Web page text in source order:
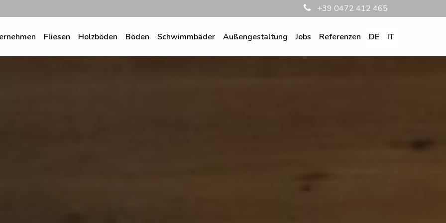
+39 0472 412 465
Fliesen Holzböden Böden Schwimmbäder Außengestaltung Jobs Referenzen DE IT